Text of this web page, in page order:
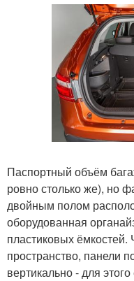
Паспортный объём
ровно столько же), но
двойным полом
оборудованная
пластиковых ёмкостей.
пространство, панели
вертикально - для